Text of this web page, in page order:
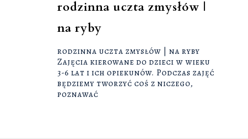
rodzinna uczta zmysłów |
na ryby
rodzinna uczta zmysłów | na ryby
Zajęcia kierowane do dzieci w wieku
3-6 lat i ich opiekunów. Podczas zajęć
będziemy tworzyć coś z niczego,
poznawać